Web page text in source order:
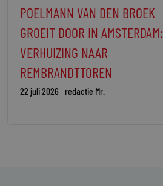
POELMANN VAN DEN BROEK
GROEIT DOOR IN AMSTERDAM:
VERHUIZING NAAR
REMBRANDTTOREN
22 juli 2026 redactie Mr.